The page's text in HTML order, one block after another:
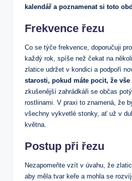
kalendář a poznamenat si toto
Frekvence řezu
Co se týče frekvence, doporučuji
každý rok, spíše než čekat na
zlatice udržet v kondici a podpoří
starosti, pokud máte pocit, že vše
zkušenější zahrádkáři se občas
rostlinami. V praxi to znamená, že
všechny vykvetlé stonky, ať už v
května.
Postup při řezu
Nezapomeňte vzít v úvahu, že
aby měla tvar keře a mohla se